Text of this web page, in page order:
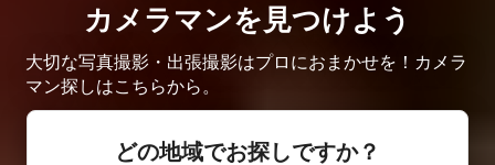
カメラマンを見つけよう
大切な写真撮影・出張撮影はプロにおまかせを！カメラ
マン探しはこちらから。
どの地域でお探しですか？